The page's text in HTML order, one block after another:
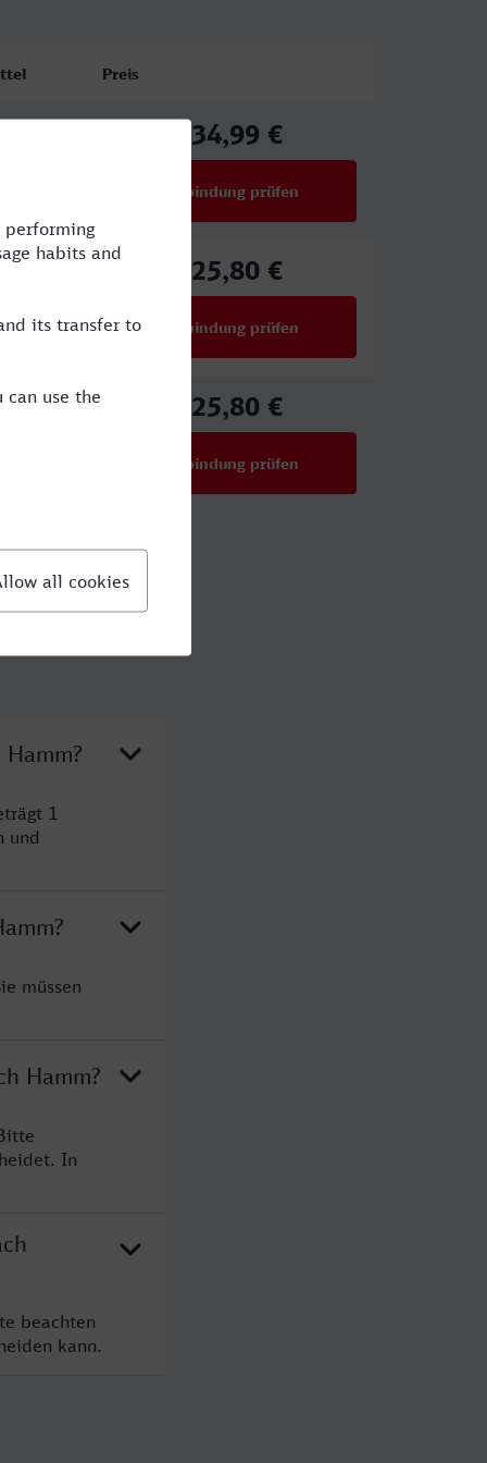
Preis
34,99 €
Verbindung prüfen
25,80 €
Verbindung prüfen
25,80 €
Verbindung prüfen
1
und
müssen
Hamm?
In
beachten
kann.